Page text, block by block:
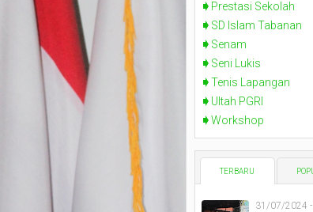
Prestasi Sekolah
SD Islam Tabanan
Senam
Seni Lukis
Tenis Lapangan
Ultah PGRI
Workshop
TERBARU
31/07/2024